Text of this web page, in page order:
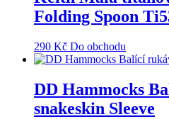
Folding Spoon
290 Kč Do obchodu
DD Hammocks
snakeskin Sleeve